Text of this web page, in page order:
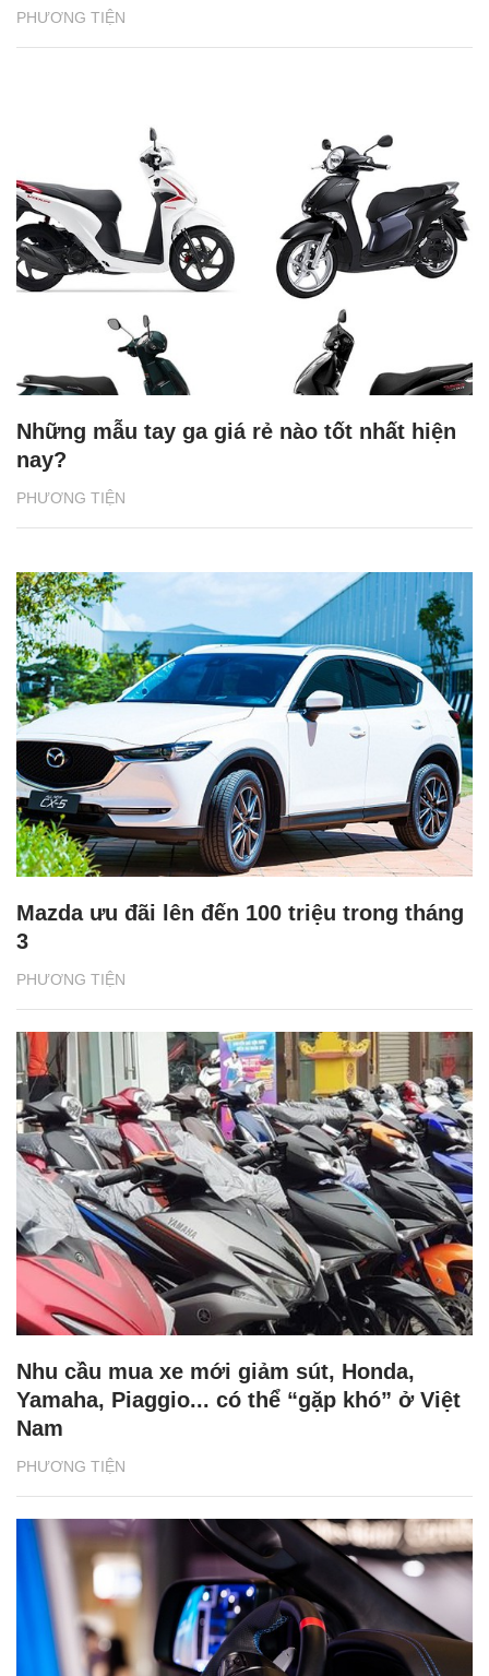
PHƯƠNG TIỆN
PHƯƠNG TIỆN
Những mẫu tay ga giá rẻ nào tốt nhất hiện
nay?
PHƯƠNG TIỆN
Mazda ưu đãi lên đến 100 triệu trong tháng
3
PHƯƠNG TIỆN
Nhu cầu mua xe mới giảm sút, Honda,
Yamaha, Piaggio... có thể “gặp khó” ở Việt
Nam